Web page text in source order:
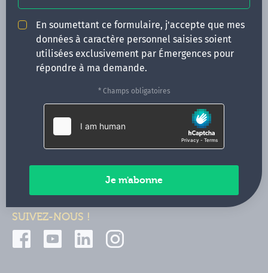
En soumettant ce formulaire, j'accepte que mes
données à caractère personnel saisies soient
utilisées exclusivement par Émergences pour
répondre à ma demande.
* Champs obligatoires
INFOS PRATIQUES
Qui sommes-nous ?
CONTACT
35000 Rennes
02 99 05 25 47
Contactez-nous
Paiements sécurisés
SUIVEZ-NOUS !